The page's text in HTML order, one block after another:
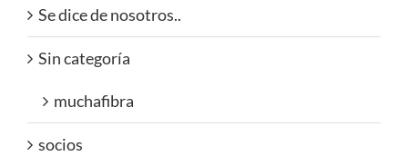
Se dice de nosotros..
Sin categoría
muchafibra
socios